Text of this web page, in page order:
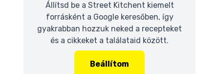
Állítsd be a Street Kitchent kiemelt
forrásként a Google keresőben, így
gyakrabban hozzuk neked a recepteket
és a cikkeket a találataid között.
Beállítom